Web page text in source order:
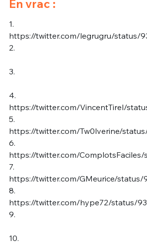
En vrac :
1.
https://twitter.com/legrugru/status/
2.
3.
4.
https://twitter.com/VincentTirel/
5.
https://twitter.com/Tw0lverine/
6.
https://twitter.com/ComplotsFaciles/
7.
https://twitter.com/GMeurice/status/
8.
https://twitter.com/hype72/status/
9.
10.